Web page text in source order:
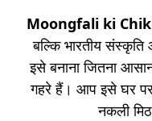
Moongfali ki
बल्कि भारतीय संस्कृति
इसे बनाना जितना
गहरे हैं। आप इसे घर पर
नकली